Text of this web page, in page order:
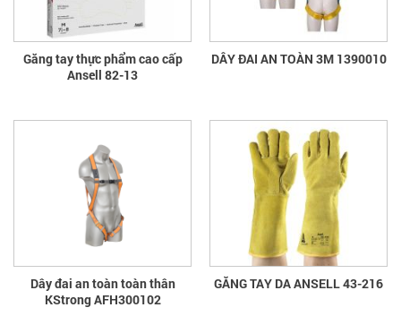
Găng tay thực phẩm cao cấp
Ansell 82-13
DÂY ĐAI AN TOÀN 3M 1390010
Dây đai an toàn toàn thân
KStrong AFH300102
GĂNG TAY DA ANSELL 43-216